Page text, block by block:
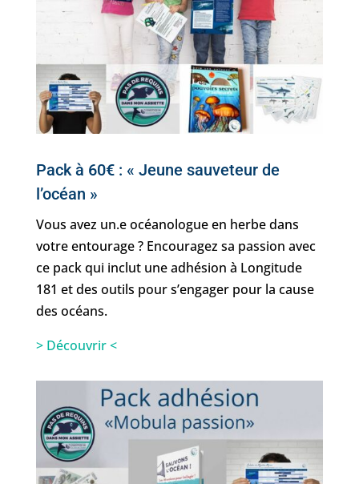
Pack à 60€ : « Jeune sauveteur de
l’océan »
Vous avez un.e océanologue en herbe dans
votre entourage ? Encouragez sa passion avec
ce pack qui inclut une adhésion à Longitude
181 et des outils pour s’engager pour la cause
des océans.
> Découvrir <